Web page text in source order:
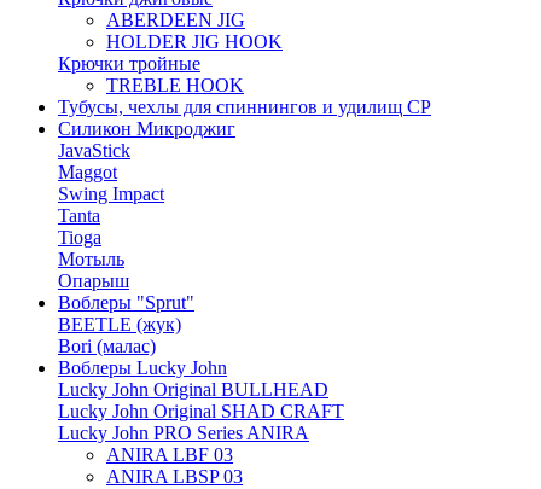
ABERDEEN JIG
HOLDER JIG HOOK
Крючки тройные
TREBLE HOOK
Тубусы, чехлы для спиннингов и удилищ СР
Силикон Микроджиг
JavaStick
Maggot
Swing Impact
Tanta
Tioga
Мотыль
Опарыш
Воблеры "Sprut"
BEETLE (жук)
Bori (малас)
Воблеры Lucky John
Lucky John Original BULLHEAD
Lucky John Original SHAD CRAFT
Lucky John PRO Series ANIRA
ANIRA LBF 03
ANIRA LBSP 03